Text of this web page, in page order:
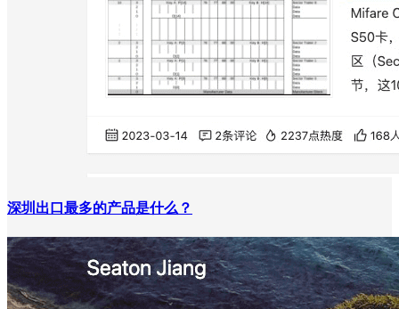
深圳出口最多的产品是什么？